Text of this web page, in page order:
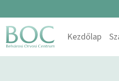
Skip to content
Main Kezdőlap